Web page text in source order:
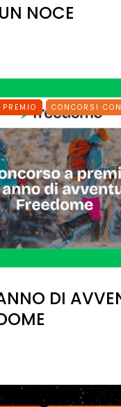
NOCE
CONCORSI
DI